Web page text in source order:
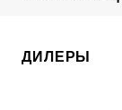
ДИЛЕРЫ